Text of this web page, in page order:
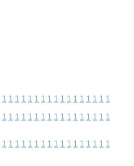
1 1 1 1 1 1 1 1 1 1 1 1 1 1 1 1 1
1 1 1 1 1 1 1 1 1 1 1 1 1 1 1 1 1
1 1 1 1 1 1 1 1 1 1 1 1 1 1 1 1 1